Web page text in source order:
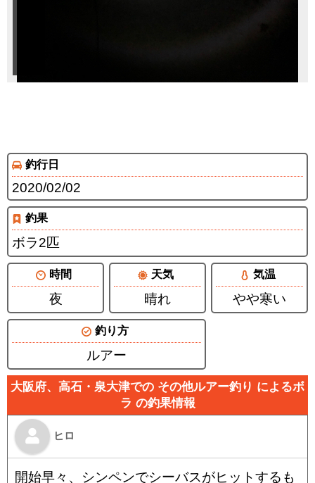
釣行日
2020/02/02
釣果
ボラ2匹
時間
夜
天気
晴れ
気温
やや寒い
釣り方
ルアー
大阪府、高石・泉大津での その他ルアー釣り によるボ
ラ の釣果情報
ヒロ
開始早々、シンペンでシーバスがヒットするも